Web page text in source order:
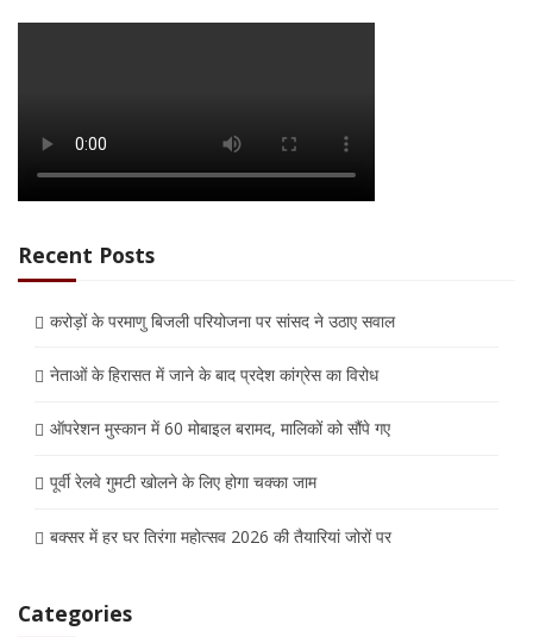
Recent Posts
करोड़ों के परमाणु बिजली परियोजना पर सांसद ने उठाए सवाल
नेताओं के हिरासत में जाने के बाद प्रदेश कांग्रेस का विरोध
ऑपरेशन मुस्कान में 60 मोबाइल बरामद, मालिकों को सौंपे गए
पूर्वी रेलवे गुमटी खोलने के लिए होगा चक्का जाम
बक्सर में हर घर तिरंगा महोत्सव 2026 की तैयारियां जोरों पर
Categories